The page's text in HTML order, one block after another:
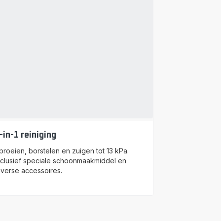
in-1 reiniging
borstelen en zuigen tot 13 kPa.
speciale schoonmaakmiddel en
accessoires.